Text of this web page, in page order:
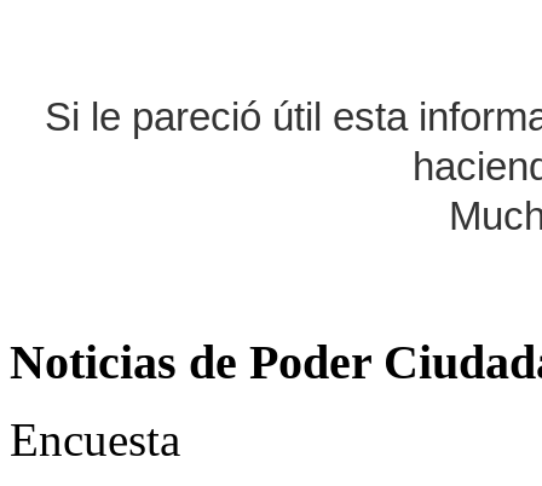
Si le pareció útil esta
Noticias de Poder
Encuesta